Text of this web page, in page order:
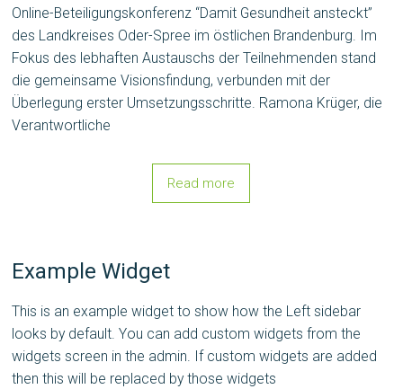
Online-Beteiligungskonferenz “Damit Gesundheit ansteckt”
des Landkreises Oder-Spree im östlichen Brandenburg. Im
Fokus des lebhaften Austauschs der Teilnehmenden stand
die gemeinsame Visionsfindung, verbunden mit der
Überlegung erster Umsetzungsschritte. Ramona Krüger, die
Verantwortliche
Read more
Example Widget
This is an example widget to show how the Left sidebar
looks by default. You can add custom widgets from the
widgets screen in the admin. If custom widgets are added
then this will be replaced by those widgets